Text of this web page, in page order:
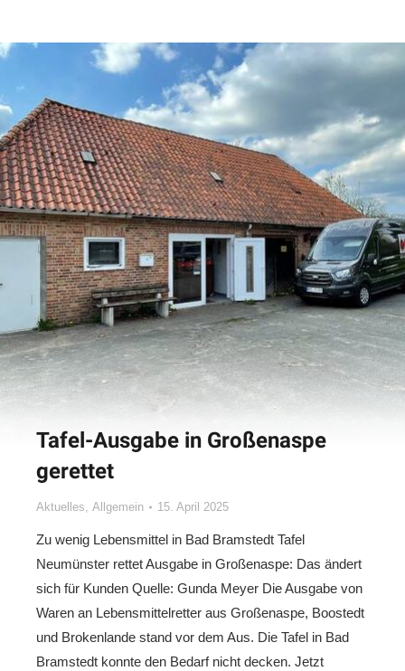
Tafel-Ausgabe in Großenaspe
gerettet
Aktuelles, Allgemein 15. April 2025
Zu wenig Lebensmittel in Bad Bramstedt Tafel
Neumünster rettet Ausgabe in Großenaspe: Das ändert
sich für Kunden Quelle: Gunda Meyer Die Ausgabe von
Waren an Lebensmittelretter aus Großenaspe, Boostedt
und Brokenlande stand vor dem Aus. Die Tafel in Bad
Bramstedt konnte den Bedarf nicht decken. Jetzt